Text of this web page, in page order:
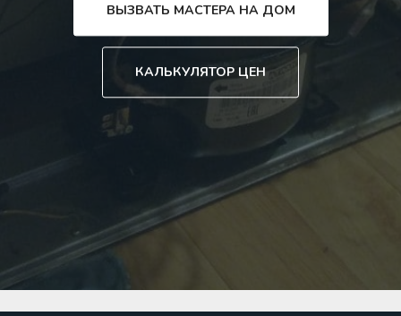
ВЫЗВАТЬ МАСТЕРА НА ДОМ
КАЛЬКУЛЯТОР ЦЕН